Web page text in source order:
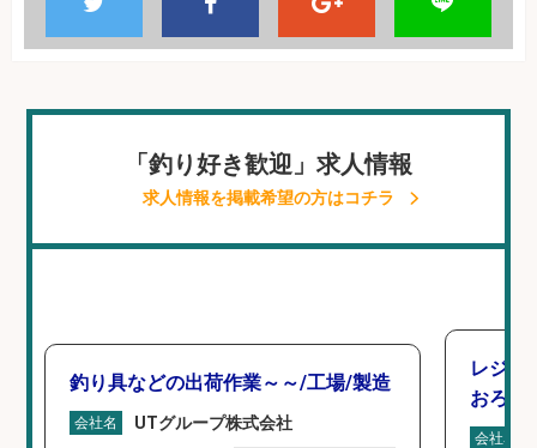
「釣り好き歓迎」求人情報
求人情報を掲載希望の方はコチラ
釣り具などの出荷作業～～/工場/製造
会社名 UTグループ株式会社
レジ打
おろし
会社名